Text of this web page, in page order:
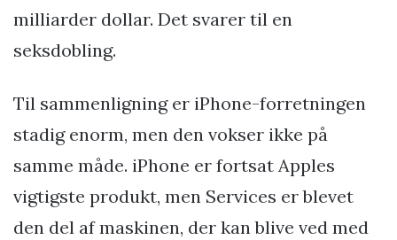
milliarder dollar. Det svarer til en
seksdobling.
Til sammenligning er iPhone-forretningen
stadig enorm, men den vokser ikke på
samme måde. iPhone er fortsat Apples
vigtigste produkt, men Services er blevet
den del af maskinen, der kan blive ved med